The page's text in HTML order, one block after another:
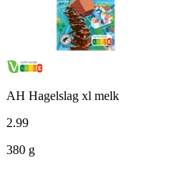
AH Hagelslag xl melk
2.99
380 g